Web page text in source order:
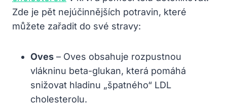
Zde je pět nejúčinnějších potravin, které
můžete zařadit do své stravy:
Oves – Oves obsahuje rozpustnou
vlákninu beta-glukan, která pomáhá
snižovat hladinu „špatného“ LDL
cholesterolu.